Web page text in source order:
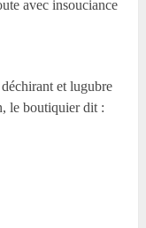
avec insouciance
et lugubre
le boutiquier dit :